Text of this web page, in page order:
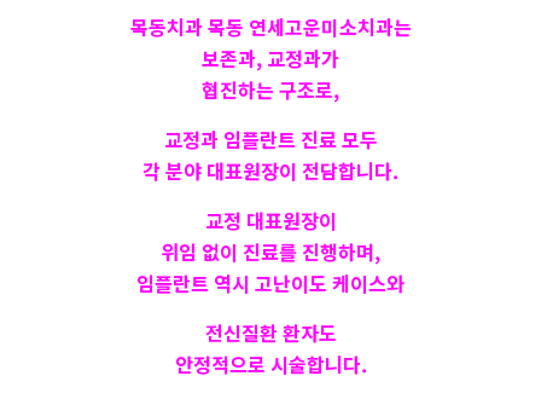
목동치과 목동 연세고운미소치과는
보존과, 교정과가
협진하는 구조로,
교정과 임플란트 진료 모두
각 분야 대표원장이 전담합니다.
교정 대표원장이
위임 없이 진료를 진행하며,
임플란트 역시 고난이도 케이스와
전신질환 환자도
안정적으로 시술합니다.